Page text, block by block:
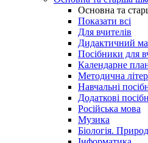
Основна та
Показати всі
Для вчителів
Дидактичний
Посібники для
Календарне
Методична
Навчальні
Додаткові
Російська мова
Музика
Біологія.